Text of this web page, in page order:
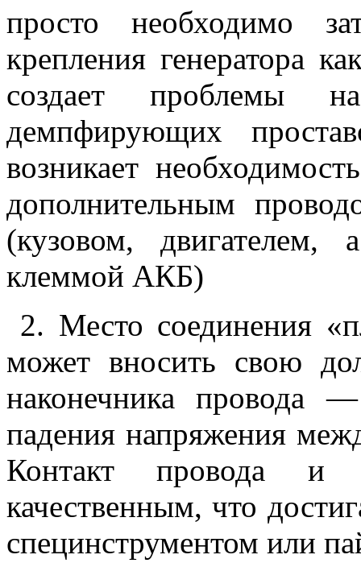
просто необходимо
крепления генератора
создает проблемы
демпфирующих
возникает
дополнительным
(кузовом,
клеммой АКБ)
2. Место соединения
может вносить свою
наконечника провода —
падения напряжения
Контакт провода и
качественным, что
специнструментом или